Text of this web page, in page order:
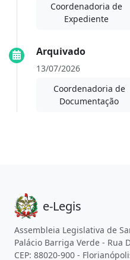
Coordenadoria de
Expediente
Arquivado
13/07/2026
Coordenadoria de
Documentação
e-Legis
Assembleia Legislativa de
Palácio Barriga Verde - Rua
CEP: 88020-900 -